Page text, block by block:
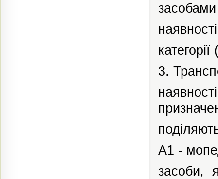
засобами
наявності
3.
наявності
А1 -
засоби,